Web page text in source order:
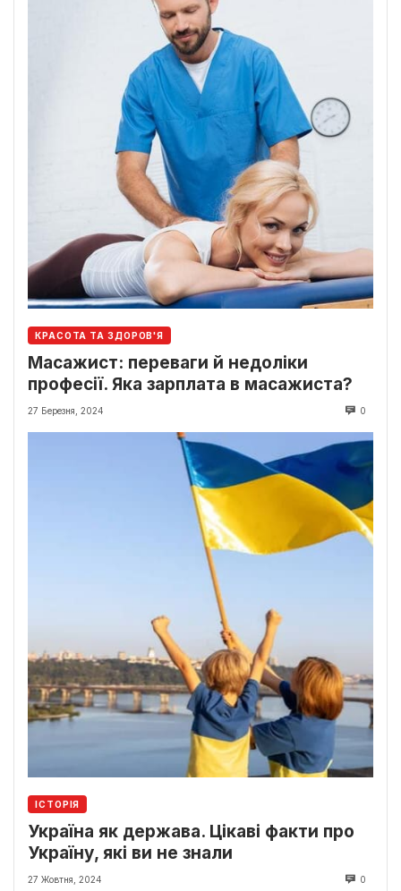
КРАСОТА ТА ЗДОРОВ'Я
Масажист: переваги й недоліки
професії. Яка зарплата в масажиста?
27 Березня, 2024 0
ІСТОРІЯ
Україна як держава. Цікаві факти про
Україну, які ви не знали
27 Жовтня, 2024 0